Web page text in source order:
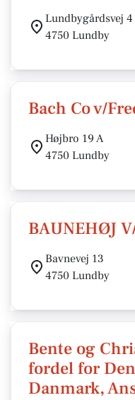
Lundbygårdsvej 4
4750 Lundby
Bach Co v/
Højbro 19 A
4750 Lundby
BAUNEHØJ
Bavnevej 13
4750 Lundby
Bente og
fordel for
Danmark,